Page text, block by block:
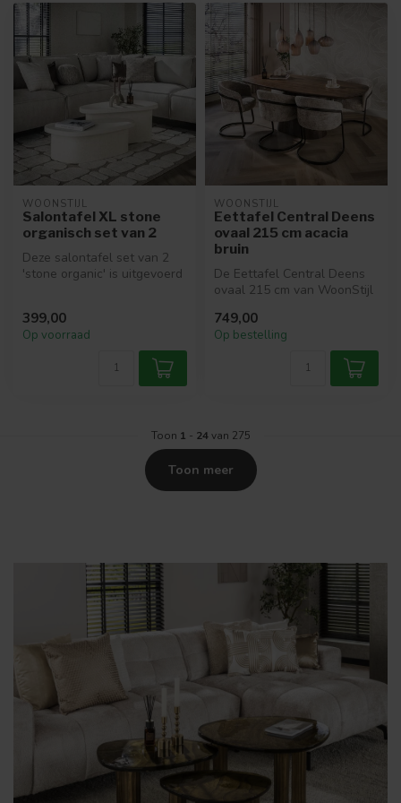
WOONSTIJL
Salontafel XL stone
organisch set van 2
Deze salontafel set van 2
'stone organic' is uitgevoerd
399,00
Op voorraad
WOONSTIJL
Eettafel Central Deens
ovaal 215 cm acacia
bruin
De Eettafel Central Deens
ovaal 215 cm van WoonStijl
749,00
Op bestelling
Toon 1 - 24van 275
Toon meer